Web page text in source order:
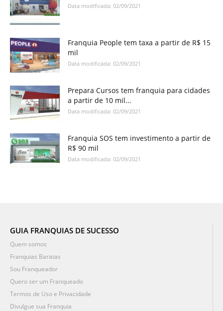
Data modificada: 02/09/2021
Franquia People tem taxa a partir de R$ 15
mil
Data modificada: 02/09/2021
Prepara Cursos tem franquia para cidades
a partir de 10 mil...
Data modificada: 02/09/2021
Franquia SOS tem investimento a partir de
R$ 90 mil
Data modificada: 02/09/2021
GUIA FRANQUIAS DE SUCESSO
Quem somos
Franquias Baratas
Sou Franqueador
Quero ser um Franqueado
Termos de Uso e Privacidade
Divulgue sua Franquia